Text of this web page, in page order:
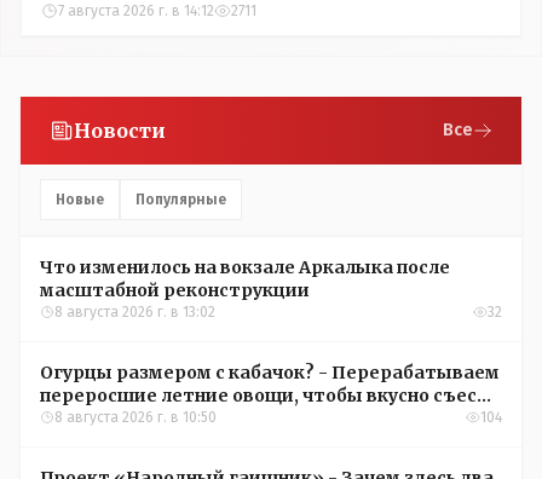
7 августа 2026 г. в 14:12 2711
Новости Все
Новые Популярные
Что изменилось на вокзале Аркалыка после
масштабной реконструкции
8 августа 2026 г. в 13:02 32
Огурцы размером с кабачок? - Перерабатываем
переросшие летние овощи, чтобы вкусно съесть
зимой
8 августа 2026 г. в 10:50 104